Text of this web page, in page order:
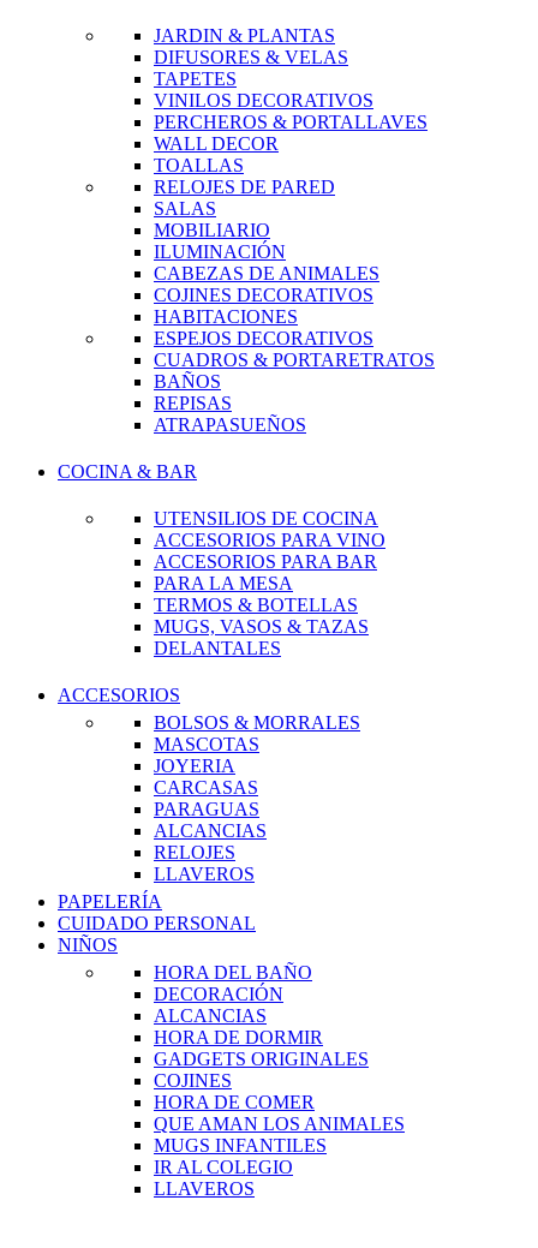
JARDIN & PLANTAS
DIFUSORES & VELAS
TAPETES
VINILOS DECORATIVOS
PERCHEROS & PORTALLAVES
WALL DECOR
TOALLAS
RELOJES DE PARED
SALAS
MOBILIARIO
ILUMINACIÓN
CABEZAS DE ANIMALES
COJINES DECORATIVOS
HABITACIONES
ESPEJOS DECORATIVOS
CUADROS & PORTARETRATOS
BAÑOS
REPISAS
ATRAPASUEÑOS
COCINA & BAR
UTENSILIOS DE COCINA
ACCESORIOS PARA VINO
ACCESORIOS PARA BAR
PARA LA MESA
TERMOS & BOTELLAS
MUGS, VASOS & TAZAS
DELANTALES
ACCESORIOS
BOLSOS & MORRALES
MASCOTAS
JOYERIA
CARCASAS
PARAGUAS
ALCANCIAS
RELOJES
LLAVEROS
PAPELERÍA
CUIDADO PERSONAL
NIÑOS
HORA DEL BAÑO
DECORACIÓN
ALCANCIAS
HORA DE DORMIR
GADGETS ORIGINALES
COJINES
HORA DE COMER
QUE AMAN LOS ANIMALES
MUGS INFANTILES
IR AL COLEGIO
LLAVEROS